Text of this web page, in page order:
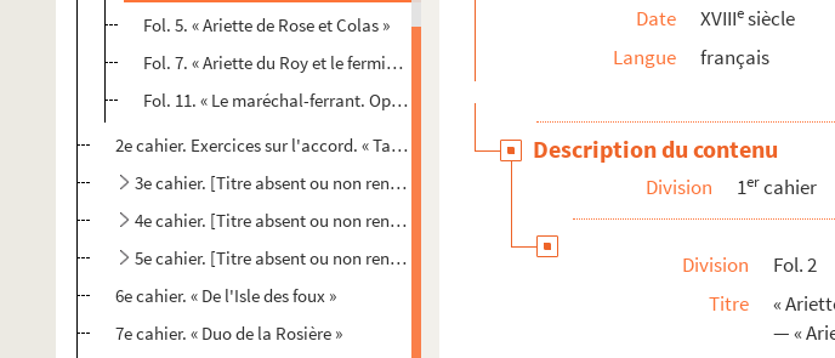
Fol. 5. « Ariette de Rose et Colas »
Fol. 7. « Ariette du Roy et le fermier »
Fol. 11. « Le maréchal-ferrant. Opéra comique par M. Philidor »
2e cahier. Exercices sur l'accord. « Table pour s'exercer sur l'accord parfait ou naturel, etc. »
3e cahier. [Titre absent ou non renseigné]
4e cahier. [Titre absent ou non renseigné]
5e cahier. [Titre absent ou non renseigné]
6e cahier. « De l'Isle des foux »
7e cahier. « Duo de la Rosière »
Date
XVIIIesiècle
Langue
français
Description du contenu
Division 1ercahier
Division
Fol. 2
Titre
«
— «